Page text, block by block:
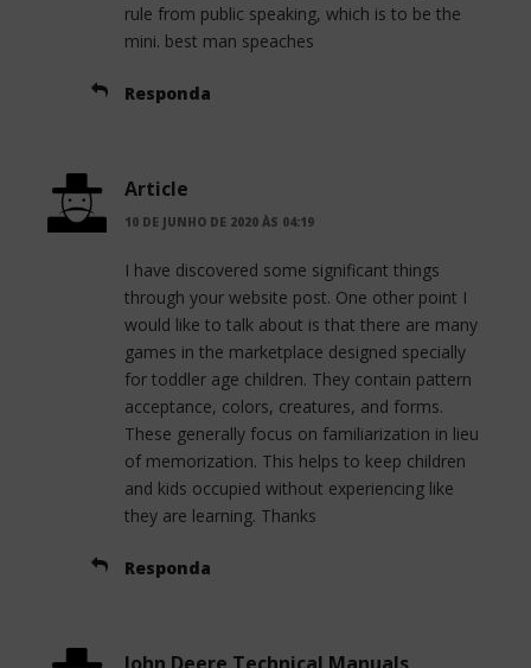
rule from public speaking, which is to be the
mini. best man speaches
Responda
Article
10 DE JUNHO DE 2020 ÀS 04:19
I have discovered some significant things
through your website post. One other point I
would like to talk about is that there are many
games in the marketplace designed specially
for toddler age children. They contain pattern
acceptance, colors, creatures, and forms.
These generally focus on familiarization in lieu
of memorization. This helps to keep children
and kids occupied without experiencing like
they are learning. Thanks
Responda